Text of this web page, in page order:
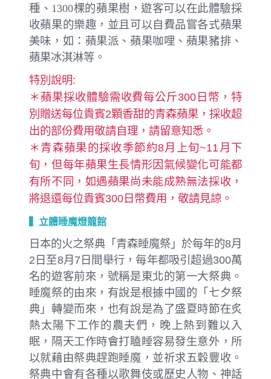
種、1300棵的蘋果樹，遊客可以在此體驗採
收蘋果的樂趣，並且可以自費品嘗各式蘋果
美味，如：蘋果派、蘋果咖哩、蘋果豬排、
蘋果冰淇淋等。
特別說明:
＊蘋果採收體驗需收費每公斤300日幣，特
別贈送每位貴賓2顆香甜的青森蘋果，採收超
出的部份費用敬請自理，請留意知悉。
＊青森蘋果的採收季節約8月上旬~11月下
旬，但每年蘋果生長情形因氣候變化可能都
有所不同，如遇蘋果尚未能成熟無法採收，
將退還每位貴賓300日幣費用，敬請見諒。
▍立體睡魔燈籠館
日本的火之祭典「青森睡魔祭」於每年的8月
2日至8月7日間舉行，每年都吸引超過300萬
名的遊客前來，號稱是東北的第一大祭典。
睡魔祭的由來，有說是根據中國的「七夕祭
典」轉變而來，也有說是為了盛夏時節在炙
熱太陽下工作的農夫們，晚上熱到難以入
眠，隔天工作時會打瞌睡容易發生意外，所
以就藉由祭典趕跑睡魔，並祈求五穀豐收。
祭典中會有各種以歌舞伎或歷史人物、神話